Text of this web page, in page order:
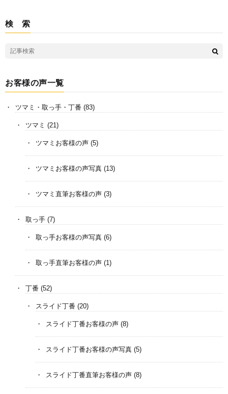
検 索
お客様の声一覧
ツマミ・取っ手・丁番 (83)
ツマミ (21)
ツマミお客様の声 (5)
ツマミお客様の声写真 (13)
ツマミ直筆お客様の声 (3)
取っ手 (7)
取っ手お客様の声写真 (6)
取っ手直筆お客様の声 (1)
丁番 (52)
スライド丁番 (20)
スライド丁番お客様の声 (8)
スライド丁番お客様の声写真 (5)
スライド丁番直筆お客様の声 (8)